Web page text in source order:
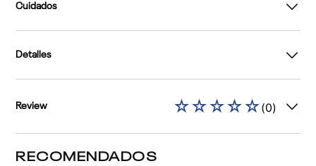
Cuidados
Detalles
Review ☆☆☆☆☆(0)
RECOMENDADOS